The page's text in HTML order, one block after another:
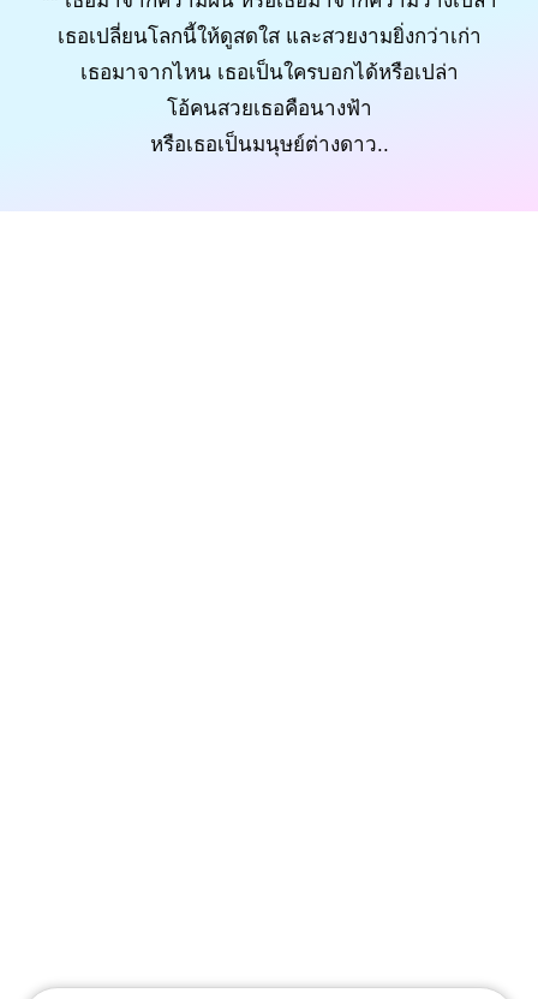
เธอเปลี่ยนโลกนี้ให้ดูสดใส และสวยงามยิ่งกว่าเก่า
เธอมาจากไหน เธอเป็นใครบอกได้หรือเปล่า
โอ้คนสวยเธอคือนางฟ้า
หรือเธอเป็นมนุษย์ต่างดาว..